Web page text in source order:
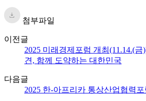
첨부파일
이전글
2025 미래경제포럼 개최(11.14.(
견, 함께 도약하는 대한민국
다음글
2025 한-아프리카 통상산업협력